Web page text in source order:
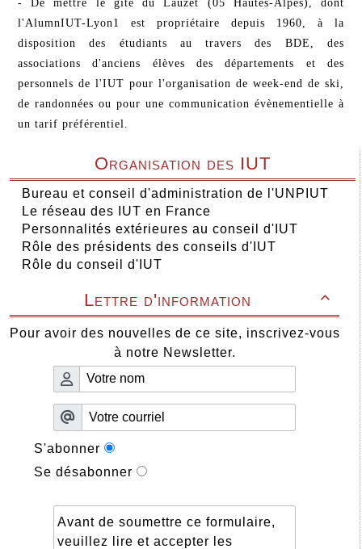
Organisation des IUT
Bureau et conseil d'administration de l'UNPIUT
Le réseau des IUT en France
Personnalités extérieures au conseil d'IUT
Rôle des présidents des conseils d'IUT
Rôle du conseil d'IUT

Lettre d'information
Pour avoir des nouvelles de ce site, inscrivez-vous
à notre Newsletter.
S'abonner
Se désabonner
Avant de soumettre ce formulaire,
veuillez lire et accepter les
- De mettre le gîte du Lauzet (05 Hautes-Alpes), dont
l'AlumnIUT-Lyon1 est propriétaire depuis 1960, à la
disposition des étudiants au travers des BDE, des
associations d'anciens élèves des départements et des
personnels de l'IUT pour l'organisation de week-end de ski,
de randonnées ou pour une communication évènementielle à
un tarif préférentiel.